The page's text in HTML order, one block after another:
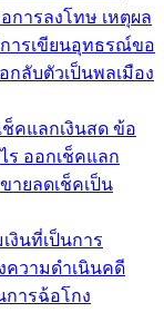
การลงโทษ เหตุผล
ารเขียนอุทธรณ์ขอ
กลับตัวเป็นพลเมือง
คแลกเงินสด ข้อ
ร ออกเช็คแลก
ายลดเช็คเป็น
งินที่เป็นการ
ความดำเนินคดี
การฉ้อโกง